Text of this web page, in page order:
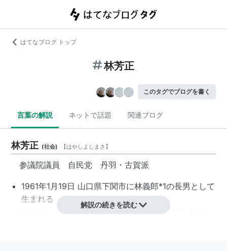
はてなブログ トップ
林芳正
このタグでブログを書く
言葉の解説 ネットで話題 関連ブログ
林芳正 (社会) 【はやしよしまさ 】
参議院議員 自民党 丹羽・古賀派
1961年1月19日 山口県下関市に林義郎*1の長男として
生まれる
1984年 東京大学法学部卒業後、三井物産株式会社
解説の続きを読む